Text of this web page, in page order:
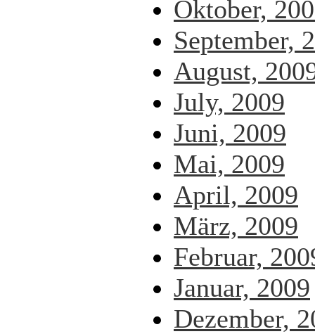
Oktober,
September,
August,
July, 2009
Juni, 2009
Mai, 2009
April, 2009
März, 2009
Februar,
Januar, 2009
Dezember,